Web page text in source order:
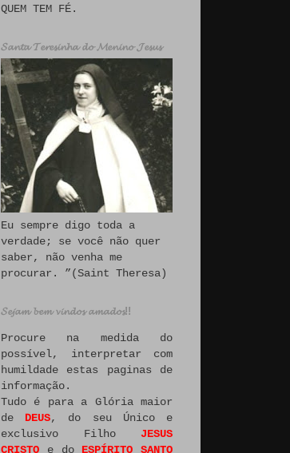
QUEM TEM FÉ.
𝓢𝓪𝓷𝓽𝓪 𝓣𝓮𝓻𝓮𝓼𝓲𝓷𝓱𝓪 𝓭𝓸 𝓜𝓮𝓷𝓲𝓷𝓸 𝓙𝓮𝓼𝓾𝓼
Eu sempre digo toda a
verdade; se você não quer
saber, não venha me
procurar. ”(Saint Theresa)
𝓢𝓮𝓳𝓪𝓶 𝓫𝓮𝓶 𝓿𝓲𝓷𝓭𝓸𝓼 𝓪𝓶𝓪𝓭𝓸𝓼!!
Procure na medida do
possível, interpretar com
humildade estas paginas de
informação.
Tudo é para a Glória maior
de DEUS, do seu Único e
exclusivo Filho JESUS
CRISTO e do ESPÍRITO SANTO